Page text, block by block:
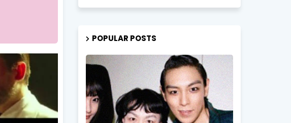
POPULAR POSTS